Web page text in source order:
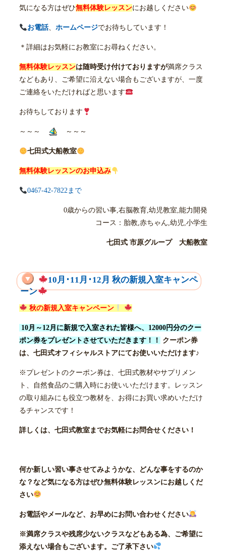
気になる方はぜひ無料体験レッスンにお越しください
お電話、 ホームページでお待ちしています！
＊詳細はお気軽にお教室にお尋ねください。
無料体験レッスンは随時受け付けておりますが満席クラス
などもあり、ご希望に沿えない場合もございますが、一度
ご連絡をいただければと思います
お待ちしております
～～～ ～～～
七田式大船教室
無料体験レッスンのお申込み
0467-42-7822まで
0歳からの習い事,右脳教育,幼児教室,能力開発
コース：胎教,赤ちゃん,幼児,小学生
七田式 市原グループ 大船教室
10月･11月･12月 秋の新規入室キャンペ
ーン
秋の新規入室キャンペーン
10月～12月に新規で入室された皆様へ、12000円分のクー
ポン券をプレゼントさせていただきます！！
クーポン券
は、七田式オフィシャルストアにてお使いいただけます♪
※プレゼントのクーポン券は、七田式教材やサプリメン
ト、自然食品のご購入時にお使いいただけます。レッスン
の取り組みにも役立つ教材を、お得にお買い求めいただけ
るチャンスです！
詳しくは、七田式教室までお気軽にお問合せください！
何か新しい習い事させてみようかな、どんな事をするのか
な？など気になる方はぜひ無料体験レッスンにお越しくだ
さい
お電話やメールなど、お早めにお問い合わせください
※満席クラスや残席少ないクラスなどもある為、ご希望に
添えない場合もございます。ご了承下さい